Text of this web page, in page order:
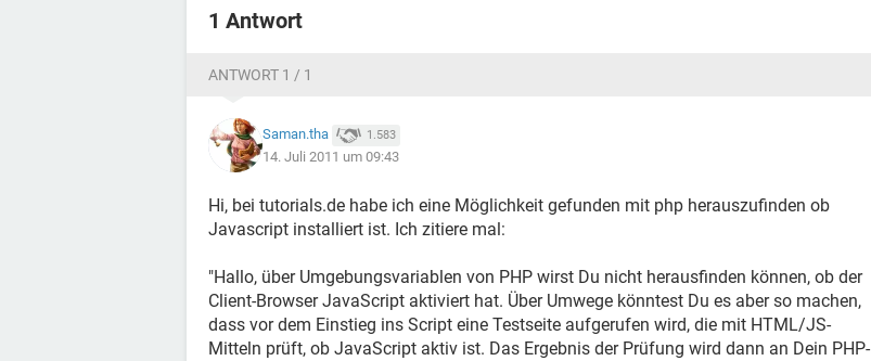
1 Antwort
ANTWORT 1 / 1
Saman.tha 1.583
14. Juli 2011 um 09:43
Hi, bei tutorials.de habe ich eine Möglichkeit gefunden mit php herauszufinden ob
Javascript installiert ist. Ich zitiere mal:
"Hallo, über Umgebungsvariablen von PHP wirst Du nicht herausfinden können, ob der
Client-Browser JavaScript aktiviert hat. Über Umwege könntest Du es aber so machen,
dass vor dem Einstieg ins Script eine Testseite aufgerufen wird, die mit HTML/JS-
Mitteln prüft, ob JavaScript aktiv ist. Das Ergebnis der Prüfung wird dann an Dein PHP-